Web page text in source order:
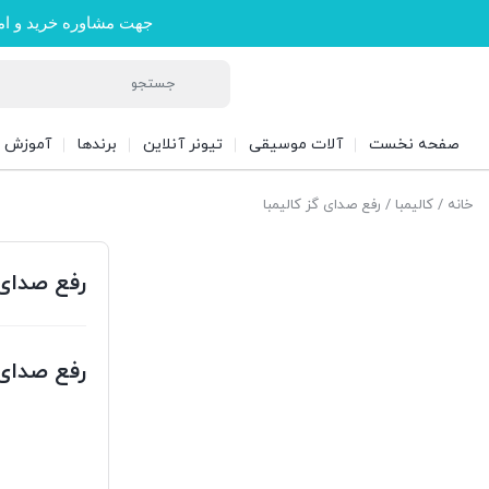
جهت مشاوره خرید و
صفحه نخست آلات موسیقی تیونر آنلاین برندها آموزش
خانه / کالیمبا / رفع صدای گز کالیمبا
رفع
رفع